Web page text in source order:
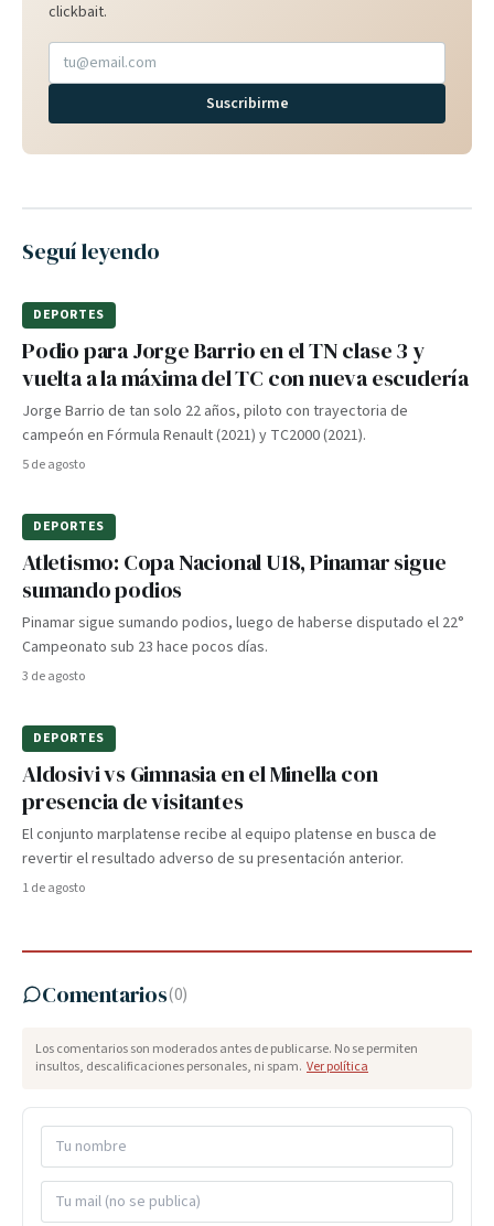
clickbait.
Suscribirme
Seguí leyendo
DEPORTES
Podio para Jorge Barrio en el TN clase 3 y
vuelta a la máxima del TC con nueva escudería
Jorge Barrio de tan solo 22 años, piloto con trayectoria de
campeón en Fórmula Renault (2021) y TC2000 (2021).
5 de agosto
DEPORTES
Atletismo: Copa Nacional U18, Pinamar sigue
sumando podios
Pinamar sigue sumando podios, luego de haberse disputado el 22°
Campeonato sub 23 hace pocos días.
3 de agosto
DEPORTES
Aldosivi vs Gimnasia en el Minella con
presencia de visitantes
El conjunto marplatense recibe al equipo platense en busca de
revertir el resultado adverso de su presentación anterior.
1 de agosto
Comentarios(0)
Los comentarios son moderados antes de publicarse. No se permiten
insultos, descalificaciones personales, ni spam. Ver política